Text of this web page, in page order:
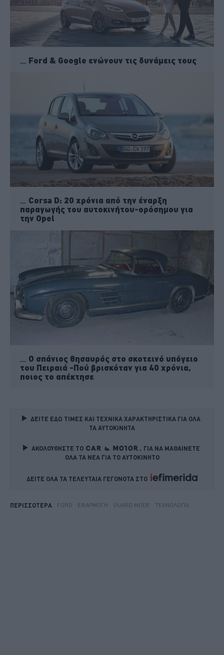
Ford & Google ενώνουν τις δυνάμεις τους
Corsa D: 20 χρόνια από την έναρξη
παραγωγής του αυτοκινήτου-ορόσημου για
την Opel
Ο σπάνιος θησαυρός στο σκοτεινό υπόγειο
του Πειραιά -Πού βρισκόταν για 40 χρόνια,
ποιος το απέκτησε
ΔΕΙΤΕ ΕΔΩ ΤΙΜΕΣ ΚΑΙ ΤΕΧΝΙΚΑ ΧΑΡΑΚΤΗΡΙΣΤΙΚΑ ΓΙΑ ΟΛΑ
ΤΑ ΑΥΤΟΚΙΝΗΤΑ
ΑΚΟΛΟΥΘΗΣΤΕ ΤΟ
ΓΙΑ ΝΑ ΜΑΘΑΙΝΕΤΕ
ΟΛΑ ΤΑ ΝΕΑ ΓΙΑ ΤΟ ΑΥΤΟΚΙΝΗΤΟ
ΔΕΙΤΕ ΟΛΑ ΤΑ ΤΕΛΕΥΤΑΙΑ ΓΕΓΟΝΟΤΑ ΣΤΟ
ΠΕΡΙΣΣΟΤΕΡΑ FORD ΕΦΑΡΜΟΓΉ GUARD MODE ΤΕΧΝΟΛΟΓΊΑ